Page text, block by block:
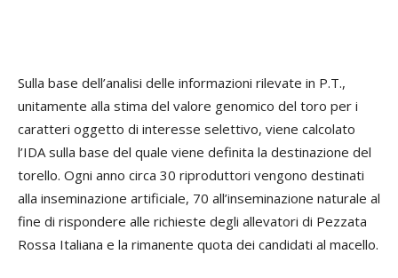
Sulla base dell’analisi delle informazioni rilevate in P.T.,
unitamente alla stima del valore genomico del toro per i
caratteri oggetto di interesse selettivo, viene calcolato
l’IDA sulla base del quale viene definita la destinazione del
torello. Ogni anno circa 30 riproduttori vengono destinati
alla inseminazione artificiale, 70 all’inseminazione naturale al
fine di rispondere alle richieste degli allevatori di Pezzata
Rossa Italiana e la rimanente quota dei candidati al macello.